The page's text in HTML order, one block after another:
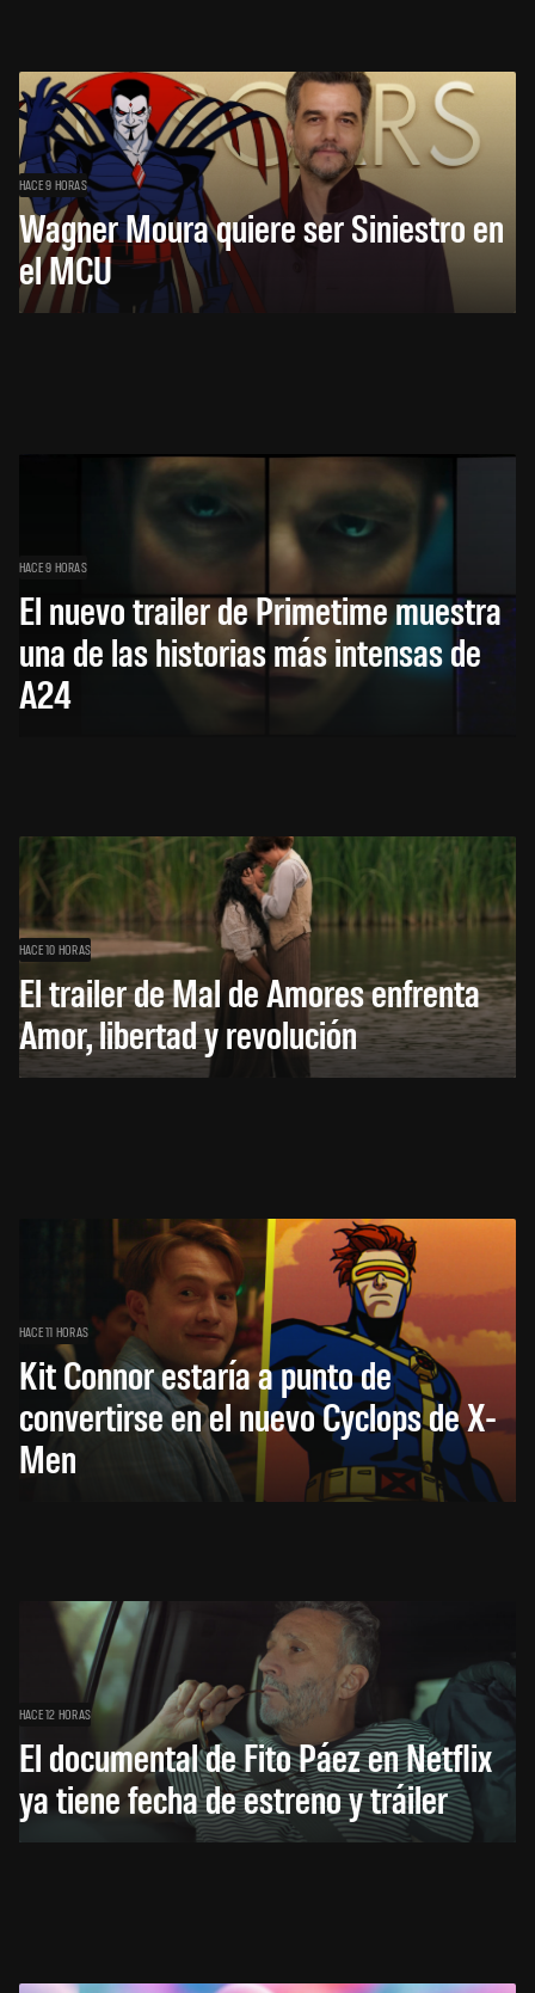
HACE 9 HORAS
Wagner Moura quiere ser Siniestro en
el MCU
HACE 9 HORAS
El nuevo trailer de Primetime muestra
una de las historias más intensas de
A24
HACE 10 HORAS
El trailer de Mal de Amores enfrenta
Amor, libertad y revolución
HACE 11 HORAS
Kit Connor estaría a punto de
convertirse en el nuevo Cyclops de X-
Men
HACE 12 HORAS
El documental de Fito Páez en Netflix
ya tiene fecha de estreno y tráiler